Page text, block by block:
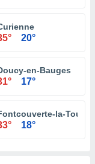
20°
en-Bauges
17°
la-
18°